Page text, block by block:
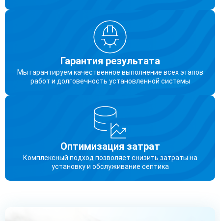
Гарантия результата
Мы гарантируем качественное выполнение всех этапов
работ и долговечность установленной системы
Оптимизация затрат
Комплексный подход позволяет снизить затраты на
установку и обслуживание септика